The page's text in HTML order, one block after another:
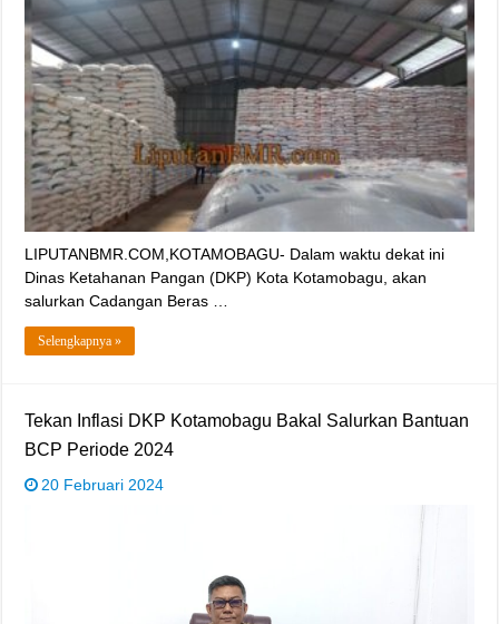
LIPUTANBMR.COM,KOTAMOBAGU- Dalam waktu dekat ini
Dinas Ketahanan Pangan (DKP) Kota Kotamobagu, akan
salurkan Cadangan Beras …
Selengkapnya »
Tekan Inflasi DKP Kotamobagu Bakal Salurkan Bantuan
BCP Periode 2024
20 Februari 2024